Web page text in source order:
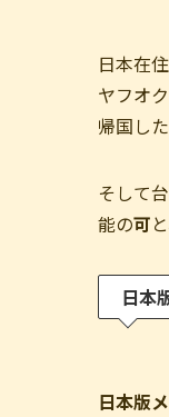
日本在
ヤフオ
帰国し
そして
能の可
日本
日本版